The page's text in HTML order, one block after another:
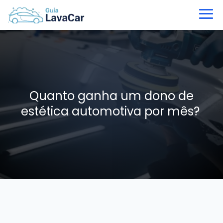
Quanto ganha um dono de
estética automotiva por mês?